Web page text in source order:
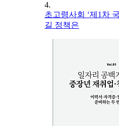
4.
초고령사회 ‘제1차
길 정책은